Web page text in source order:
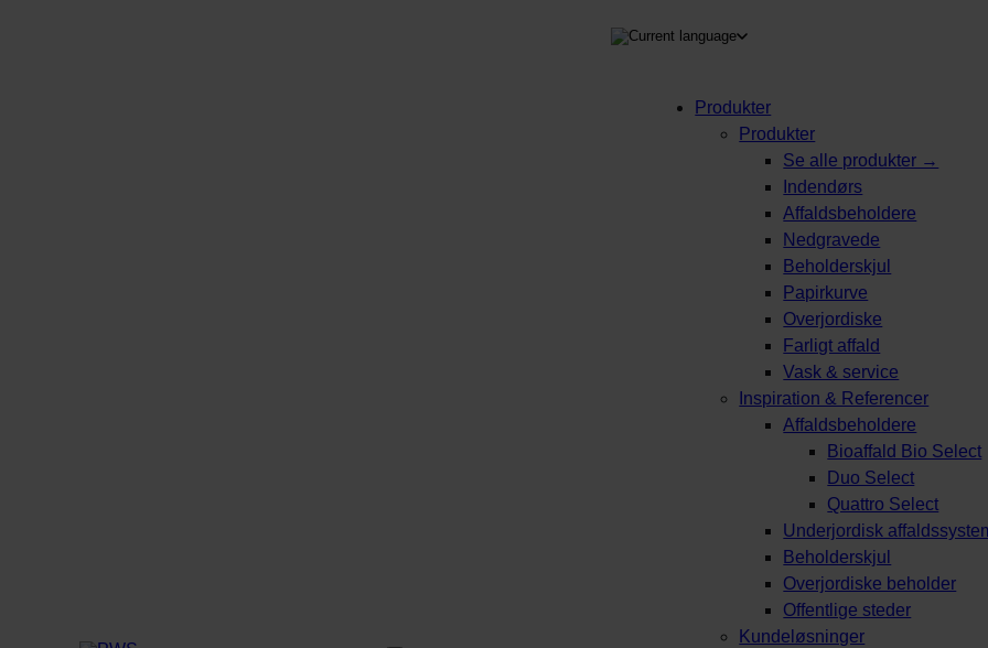
Produkter
Produkter
Se alle produkter →
Indendørs
Affaldsbeholdere
Nedgravede
Beholderskjul
Papirkurve
Overjordiske
Farligt affald
Vask & service
Inspiration & Referencer
Affaldsbeholdere
Bioaffald Bio Select
Duo Select
Quattro Select
Underjordisk
Beholderskjul
Overjordiske beholder
Offentlige steder
Kundeløsninger